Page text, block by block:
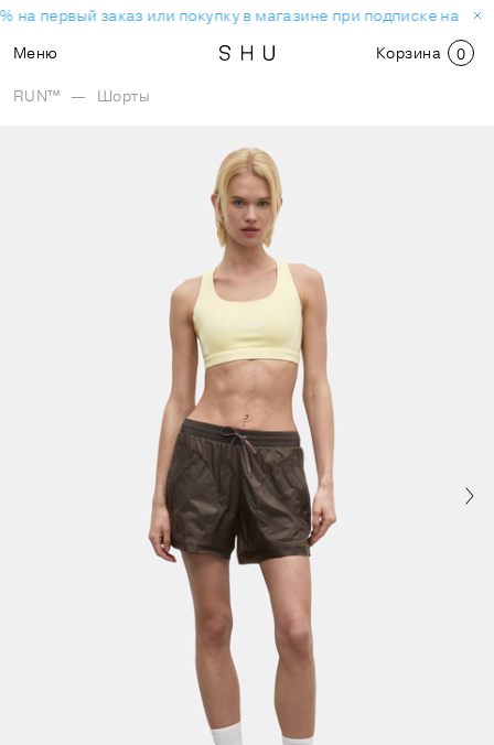
на первый заказ или покупку в магазине при подписке на
Меню
Корзина 0
RUN™ — Шорты